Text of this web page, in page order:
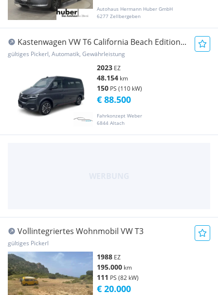
Autohaus Hermann Huber GmbH
6277 Zellbergeben
Kastenwagen VW T6 California Beach Edition...
gültiges Pickerl, Automatik, Gewährleistung
2023 EZ
48.154 km
150 PS (110 kW)
Fahrkonzept Weber
6844 Altach
€ 88.500
Vollintegriertes Wohnmobil VW T3
gültiges Pickerl
1988 EZ
195.000 km
111 PS (82 kW)
€ 20.000